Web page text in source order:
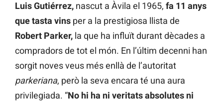
Luis Gutiérrez, nascut a Àvila el 1965, fa 11 anys
que tasta vins per a la prestigiosa llista de
Robert Parker, la que ha influït durant dècades a
compradors de tot el món. En l’últim decenni han
sorgit noves veus més enllà de l’autoritat
parkeriana, però la seva encara té una aura
privilegiada. “No hi ha ni veritats absolutes ni